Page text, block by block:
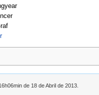
de 18 de Abril de 2013.